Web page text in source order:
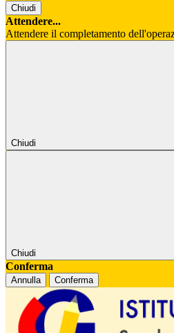
Chiudi
Attendere...
Attendere il completamento
Chiudi
Chiudi
Conferma
Annulla Conferma